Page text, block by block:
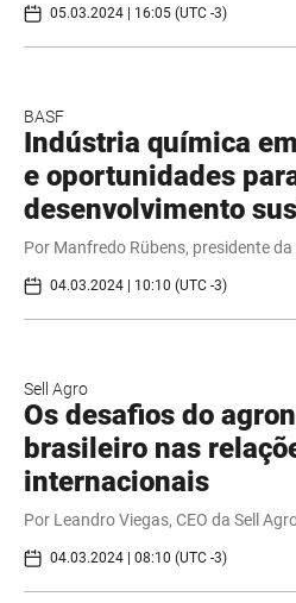
05.03.2024 | 16:05 (UTC -3)
BASF
Indústria química
e oportunidades
desenvolvimento
Por Manfredo Rübens, presidente da
04.03.2024 | 10:10 (UTC -3)
Sell Agro
Os desafios do
brasileiro nas
internacionais
Por Leandro Viegas, CEO da Sell
04.03.2024 | 08:10 (UTC -3)